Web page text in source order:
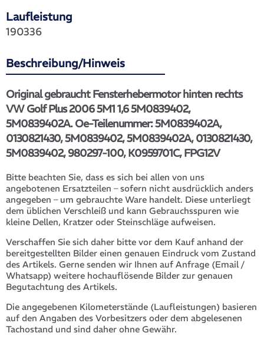
Laufleistung
190336
Beschreibung/Hinweis
Original gebraucht Fensterhebermotor hinten rechts
VW Golf Plus 2006 5M1 1,6 5M0839402,
5M0839402A. Oe-Teilenummer: 5M0839402A,
0130821430, 5M0839402, 5M0839402A, 0130821430,
5M0839402, 980297-100, K0959701C, FPG12V
Bitte beachten Sie, dass es sich bei allen von uns
angebotenen Ersatzteilen – sofern nicht ausdrücklich anders
angegeben – um gebrauchte Ware handelt. Diese unterliegt
dem üblichen Verschleiß und kann Gebrauchsspuren wie
kleine Dellen, Kratzer oder Steinschläge aufweisen.
Verschaffen Sie sich daher bitte vor dem Kauf anhand der
bereitgestellten Bilder einen genauen Eindruck vom Zustand
des Artikels. Gerne senden wir Ihnen auf Anfrage (Email /
Whatsapp) weitere hochauflösende Bilder zur genauen
Begutachtung des Artikels.
Die angegebenen Kilometerstände (Laufleistungen) basieren
auf den Angaben des Vorbesitzers oder dem abgelesenen
Tachostand und sind daher ohne Gewähr.